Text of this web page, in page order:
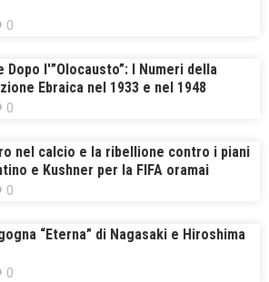
0
Dopo l'”Olocausto”: I Numeri della
Ebraica nel 1933 e nel 1948
0
nel calcio e la ribellione contro i piani
e Kushner per la FIFA oramai
un’organizzazione di stampo mafioso
0
“Eterna” di Nagasaki e Hiroshima
0